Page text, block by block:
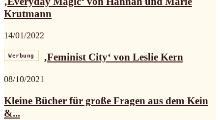
Krutmann
14/01/2022
Werbung ‚Feminist City‘ von Leslie Kern
08/10/2021
Kleine Bücher für große Fragen aus dem Kein
&...